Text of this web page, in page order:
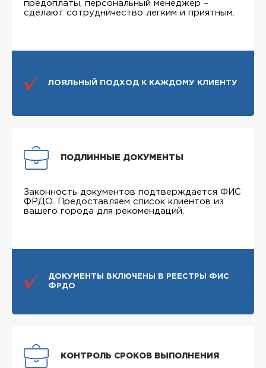
предоплаты, персональный менеджер –
сделают сотрудничество легким и приятным.
ЛОЯЛЬНЫЙ ПОДХОД К КАЖДОМУ КЛИЕНТУ
ПОДЛИННЫЕ ДОКУМЕНТЫ
Законность документов подтверждается ФИС
ФРДО. Предоставляем список клиентов из
вашего города для рекомендаций.
ДОКУМЕНТЫ ВКЛЮЧЕНЫ В РЕЕСТРЫ ФИС
ФРДО
КОНТРОЛЬ СРОКОВ ВЫПОЛНЕНИЯ